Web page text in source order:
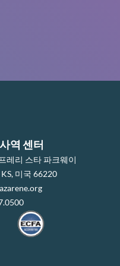
역 센터
레리 스타 파크웨이
미국 66220